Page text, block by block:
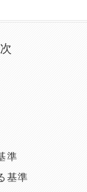
準
基準